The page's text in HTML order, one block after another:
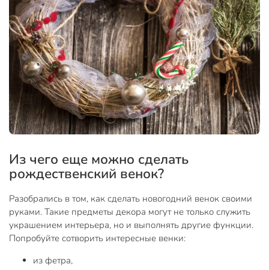
Из чего еще можно сделать
рождественский венок?
Разобрались в том, как сделать новогодний венок своими
руками. Такие предметы декора могут не только служить
украшением интерьера, но и выполнять другие функции.
Попробуйте сотворить интересные венки:
из фетра,